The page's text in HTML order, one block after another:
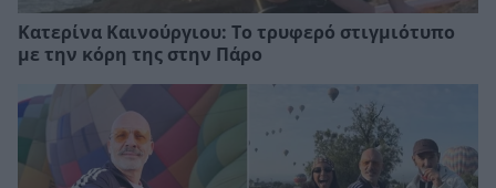
Κατερίνα Καινούργιου: Το τρυφερό στιγμιότυπο
με την κόρη της στην Πάρο